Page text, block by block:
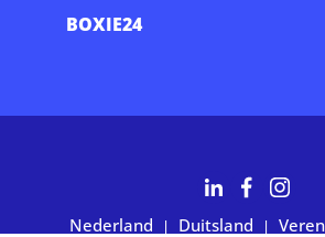
BOXIE24
Nederland | Duitsland |